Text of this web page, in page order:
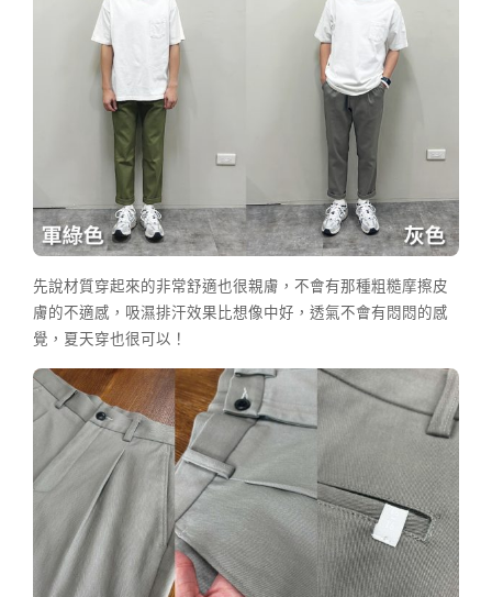
先說材質穿起來的非常舒適也很親膚，不會有那種粗糙摩擦皮
膚的不適感，吸濕排汗效果比想像中好，透氣不會有悶悶的感
覺，夏天穿也很可以！